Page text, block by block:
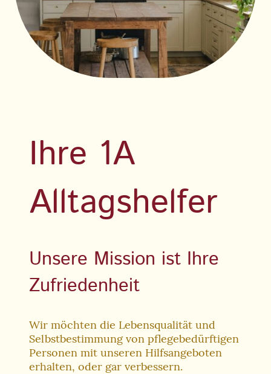
Ihre 1A
Alltagshelfer
Unsere Mission ist Ihre
Zufriedenheit
Wir möchten die Lebensqualität und
Selbstbestimmung von pflegebedürftigen
Personen mit unseren Hilfsangeboten
erhalten, oder gar verbessern.